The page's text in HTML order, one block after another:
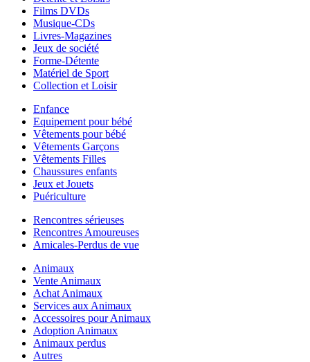
Films DVDs
Musique-CDs
Livres-Magazines
Jeux de société
Forme-Détente
Matériel de Sport
Collection et Loisir
Enfance
Equipement pour bébé
Vêtements pour bébé
Vêtements Garçons
Vêtements Filles
Chaussures enfants
Jeux et Jouets
Puériculture
Rencontres sérieuses
Rencontres Amoureuses
Amicales-Perdus de vue
Animaux
Vente Animaux
Achat Animaux
Services aux Animaux
Accessoires pour Animaux
Adoption Animaux
Animaux perdus
Autres